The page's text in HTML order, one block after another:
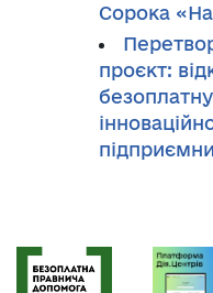
Сорока
проєкт: